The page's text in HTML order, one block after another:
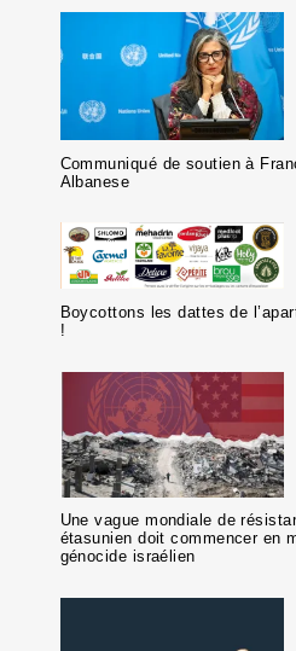
DE
GUERRE
DANS
LES
MILIEUX
Communiqué de soutien à
Albanese
Boycottons les dattes de
!
Une vague mondiale de
étasunien doit commencer en
génocide israélien